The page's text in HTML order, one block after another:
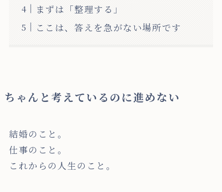
まずは「整理する」
ここは、答えを急がない場所です
ちゃんと考えているのに進めない
結婚のこと。
仕事のこと。
これからの人生のこと。